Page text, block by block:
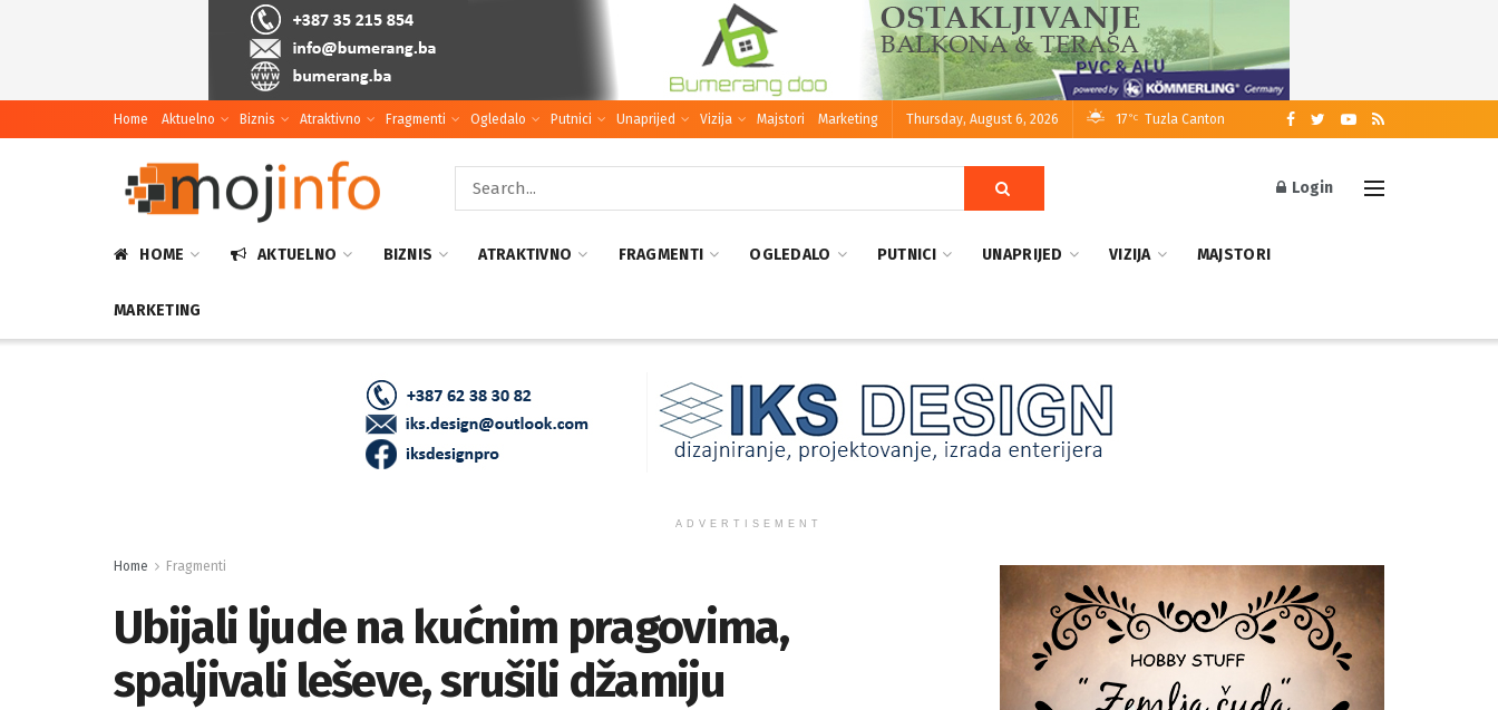
Home Aktuelno Biznis Atraktivno Fragmenti Ogledalo Putnici Unaprijed Vizija Majstori Marketing Thursday, August 6, 2026 17 °C Tuzla Canton
Login
HOME AKTUELNO BIZNIS ATRAKTIVNO FRAGMENTI OGLEDALO PUTNICI UNAPRIJED VIZIJA MAJSTORI
MARKETING
ADVERTISEMENT
Home Fragmenti
Ubijali ljude na kućnim pragovima,
spaljivali leševe, srušili džamiju